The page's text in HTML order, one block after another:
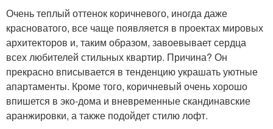
Очень теплый оттенок коричневого, иногда даже
красноватого, все чаще появляется в проектах мировых
архитекторов и, таким образом, завоевывает сердца
всех любителей стильных квартир. Причина? Он
прекрасно вписывается в тенденцию украшать уютные
апартаменты. Кроме того, коричневый очень хорошо
впишется в эко-дома и вневременные скандинавские
аранжировки, а также подойдет стилю лофт.